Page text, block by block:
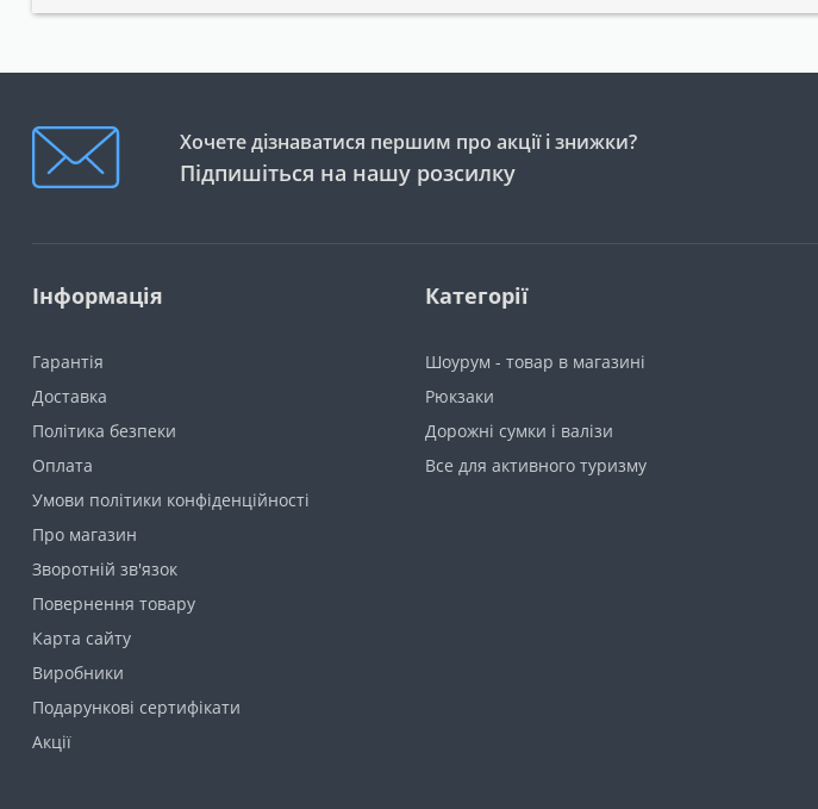
Хочете дізнаватися першим про акції і знижки?
Підпишіться на нашу розсилку
Інформація
Гарантія
Доставка
Політика безпеки
Оплата
Умови політики конфіденційності
Про магазин
Зворотній зв'язок
Повернення товару
Карта сайту
Виробники
Подарункові сертифікати
Акції
Категорії
Шоурум - товар в магазині
Рюкзаки
Дорожні сумки і валізи
Все для активного туризму